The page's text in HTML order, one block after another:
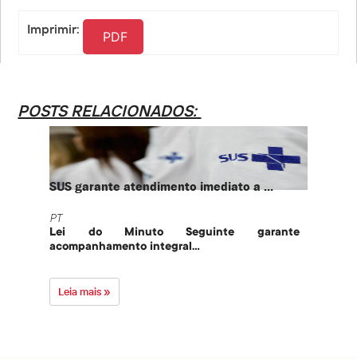
Imprimir: PDF
POSTS RELACIONADOS:
SUS garante atendimento imediato a ...
PT
Lei do Minuto Seguinte garante
acompanhamento integral...
Leia mais »